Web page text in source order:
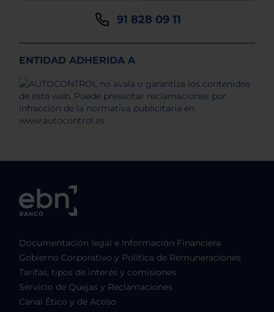
91 828 09 11
ENTIDAD ADHERIDA A
Documentación legal e Información Financiera
Gobierno Corporativo y Política de Remuneraciones
Tarifas, tipos de interés y comisiones
Servicio de Quejas y Reclamaciones
Canal Ético y de Acoso